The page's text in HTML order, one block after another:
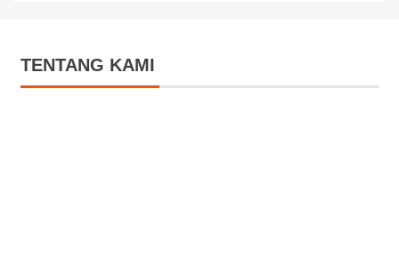
TENTANG KAMI